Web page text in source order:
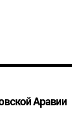
Аравии